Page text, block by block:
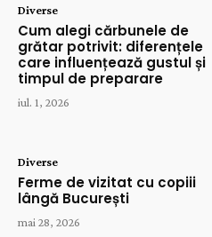
Diverse
Cum alegi cărbunele de
grătar potrivit: diferențele
care influențează gustul și
timpul de preparare
iul. 1, 2026
Diverse
Ferme de vizitat cu copiii
lângă București
mai 28, 2026